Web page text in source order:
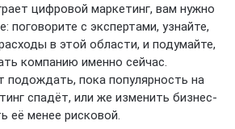
цифровой маркетинг, вам нужно
поговорите с экспертами, узнайте,
в этой области, и подумайте,
компанию именно сейчас.
подождать, пока популярность на
спадёт, или же изменить бизнес-
её менее рисковой.